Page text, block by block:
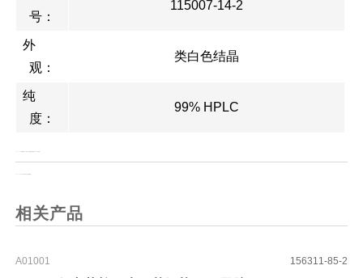
号：
115007-14-2
外
观：
类白色结晶
纯
度：
99% HPLC
相关产品
A01001 156311-85-2